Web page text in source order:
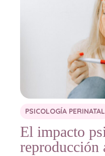
PSICOLOGÍA PERINATAL
El impacto
reproducción